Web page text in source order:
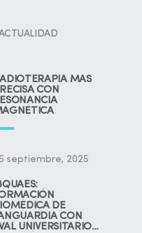
MÁS
CON
septiembre, 2025
DE
CON
UNIVERSITARIO